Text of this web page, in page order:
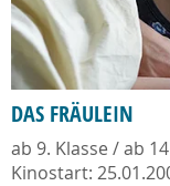
DAS FRÄULEIN
ab 9. Klasse / ab
Kinostart: